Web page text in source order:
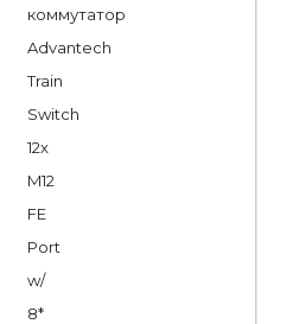
коммутатор
Advantech
Train
Switch
12x
M12
FE
Port
w/
8*